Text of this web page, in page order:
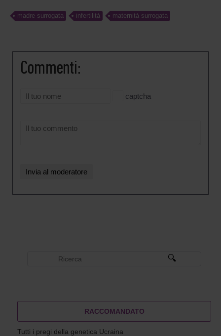
madre surrogata infertilità maternità surrogata
Commenti:
captcha
RACCOMANDATO
Tutti i pregi della genetica Ucraina